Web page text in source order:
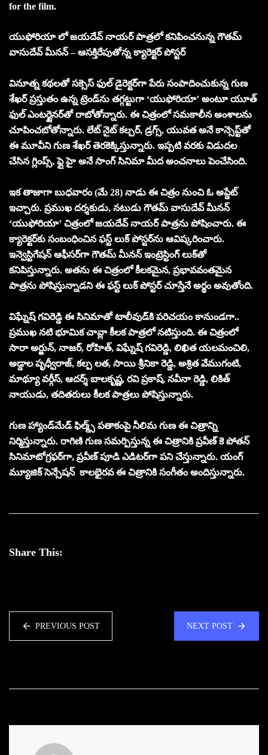
for the film.
యుఫోరియా లో జయదేవ్ నాయర్ పాత్రలో కనిపించనున్న గౌతమ్
వాసుదేవ్ మీనన్ – ఆస‌క్తిరేపుతోన్న క్యారెక్ట‌ర్ పోస్టర్
వినూత్న కథలతో సక్సెస్ ఫుల్ డైరెక్టర్‌గా పేరు సంపాదించుకున్న గుణ
శేఖర్ ప్రస్తుతం ఉన్న ట్రెండ్‌ను తగ్గట్టుగా ‘యుఫోరియా’ అంటూ యూత్
ఫుల్ ఎంటర్టైనర్‌తో రాబోతోన్నారు. ఈ చిత్రంలో సమకాలీన అంశాలను
చూపించబోతోన్నారు. లేట్ నైట్ కల్చర్, డ్రగ్స్, యువత అనే కాన్సెప్ట్‌తో
ఈ మూవీని గుణ శేఖర్ తెరకెక్కిస్తున్నారు. ఇప్పటి వరకు విడుదల
చేసిన గ్లింప్స్, ఫ్లై హై అనే సాంగ్ సినిమా మీద అంచనాలు పెంచేసింది.
ఇక తాజాగా బుధవారం (మే 28) నాడు ఈ చిత్రం నుంచి ఓ అప్డేట్
ఇచ్చారు. ప్రముఖ దర్శకుడు, నటుడు గౌతమ్ వాసుదేవ్ మీనన్
‘యుఫోరియా’ చిత్రంలో జయదేవ్ నాయర్ పాత్రను పోషించారు. ఈ
క్యారెక్టర్‌కు సంబంధించిన ఫస్ట్ లుక్ పోస్టర్‌ను ఆవిష్కరించారు.
ఇన్వెస్టిగేషన్ ఆఫీసర్‌గా గౌతమ్ మీనన్ ఇంట్రెస్టింగ్ లుక్‌తో
కనిపిస్తున్నారు. అతను ఈ చిత్రంలో కీలకమైన, ప్రభావవంతమైన
పాత్రను పోషిస్తున్నాడని ఈ ఫస్ట్ లుక్ పోస్టర్ చూస్తేనే అర్థం అవుతోంది.
విఘ్నేష్ గవిరెడ్డి ఈ సినిమాతో టాలీవుడ్‌కి పరిచయం కానుండగా..
ప్రముఖ నటి భూమిక చావ్లా కీలక పాత్రలో నటిస్తుంది. ఈ చిత్రంలో
సారా అర్జున్, నాజర్, రోహిత్, విఘ్నేష్ గవిరెడ్డి, లిఖిత యలమంచిలి,
అడ్డాల పృధ్వీరాజ్, కల్ప లత, సాయి శ్రీనికా రెడ్డి, అశ్రిత వేముగంటి,
మాథ్యూ వర్గీస్, ఆదర్శ్ బాలకృష్ణ, రవి ప్రకాష్, నవీనా రెడ్డి, లికిత్
నాయుడు, తదితరులు కీలక పాత్రలు పోషిస్తున్నారు.
గుణ హ్యాండ్‌మేడ్ ఫిల్మ్స్ పతాకంపై నీలిమ గుణ ఈ చిత్రాన్ని
నిర్మిస్తున్నారు. రాగిణి గుణ సమర్పిస్తున్న ఈ చిత్రానికి ప్రవీణ్ కె పోతన్
సినిమాటోగ్రఫర్‌గా, ప్రవీణ్ పూడి ఎడిటర్‌గా పని చేస్తున్నారు. యంగ్
మ్యూజిక్ సెన్సేషన్ కాలభైరవ ఈ చిత్రానికి సంగీతం అందిస్తున్నారు.
Share This:
PREVIOUS POST NEXT POST